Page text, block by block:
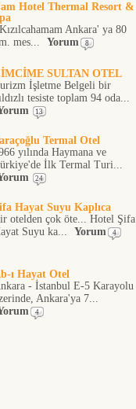
Hotel Thermal Resort &
Ankara' ya 80
mes...
Yorum 8
SULTAN OTEL
İşletme Belgeli bir
tesiste toplam 94 oda...
13
Termal Otel
yılında Haymana ve
İlk Termal Turi...
24
Hayat Suyu Kaplıca
otelden çok öte... Hotel Şifa
Suyu ka...
Yorum 4
ı Hayat Otel
- İstanbul E-5 Karayolu
Ankara'ya 7...
4